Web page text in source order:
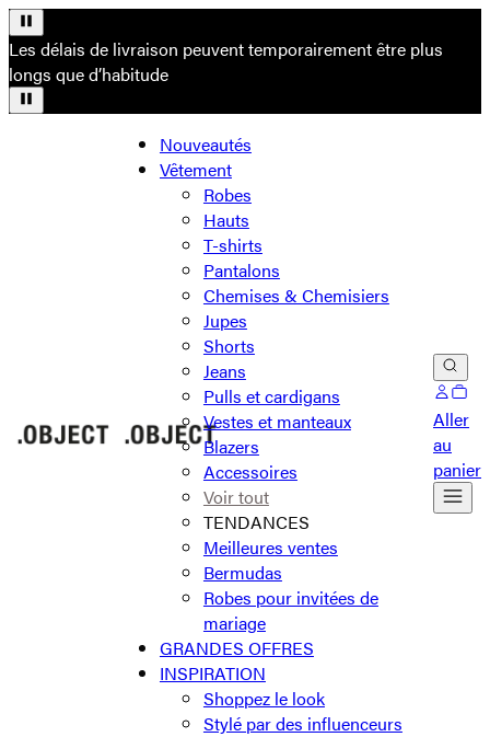
Les délais de livraison peuvent temporairement être plus
longs que d’habitude
Nouveautés
Vêtement
Robes
Hauts
T-shirts
Pantalons
Chemises & Chemisiers
Jupes
Shorts
Jeans
Pulls et cardigans
Vestes et manteaux
Blazers
Accessoires
Voir tout
TENDANCES
Meilleures ventes
Bermudas
Robes pour invitées de
mariage
GRANDES OFFRES
INSPIRATION
Shoppez le look
Stylé par des influenceurs
Aller
au
panier